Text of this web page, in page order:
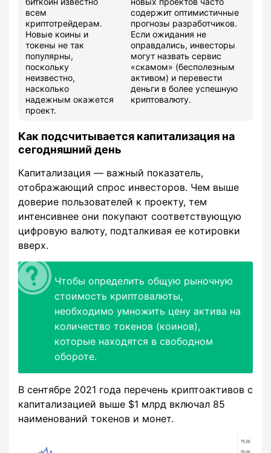
всем
криптотрейдерам.
Новые коины и
токены не так
популярны,
поскольку
неизвестно,
насколько
надежным окажется
проект.
содержит оптимистичные
прогнозы разработчиков.
Если ожидания не
оправдались, инвесторы
могут назвать сервис
«скамом» (бесполезным
активом) и перевести
деньги в более успешную
криптовалюту.
Как подсчитывается капитализация на
сегодняшний день
Капитализация ― важный показатель,
отображающий спрос инвесторов. Чем выше
доверие пользователей к проекту, тем
интенсивнее они покупают соответствующую
цифровую валюту, подталкивая ее котировки
вверх.
Чтобы определить общую рыночную
стоимость криптовалюты,
необходимо умножить цену актива на
количество токенов (коинов),
которые находятся в свободном
обороте.
В сентябре 2021 года перечень криптоактивов с
капитализацией выше $1 млрд включал 85
наименований токенов и монет.